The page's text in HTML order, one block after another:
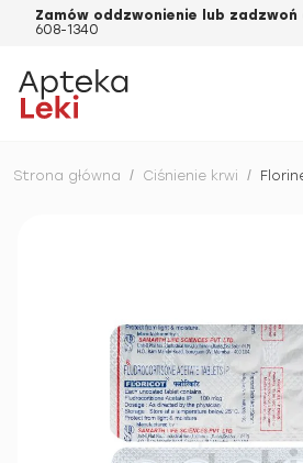
Zamów oddzwonienie lub zadzwoń
608-1340
Strona główna / Ciśnienie krwi /